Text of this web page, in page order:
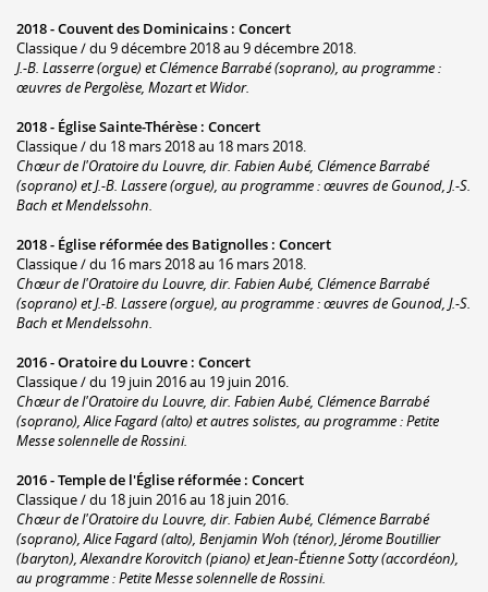
2018 -Couvent des Dominicains : Concert
Classique / du 9 décembre 2018 au 9 décembre 2018.
J.-B. Lasserre (orgue) et Clémence Barrabé (soprano), au programme :
œuvres de Pergolèse, Mozart et Widor.
2018 - Église Sainte-Thérèse : Concert
Classique / du 18 mars 2018 au 18 mars 2018.
Chœur de l'Oratoire du Louvre, dir. Fabien Aubé, Clémence Barrabé
(soprano) et J.-B. Lassere (orgue), au programme : œuvres de Gounod, J.-S.
Bach et Mendelssohn.
2018 - Église réformée des Batignolles : Concert
Classique / du 16 mars 2018 au 16 mars 2018.
Chœur de l'Oratoire du Louvre, dir. Fabien Aubé, Clémence Barrabé
(soprano) et J.-B. Lassere (orgue), au programme : œuvres de Gounod, J.-S.
Bach et Mendelssohn.
2016 -Oratoire du Louvre : Concert
Classique / du 19 juin 2016 au 19 juin 2016.
Chœur de l'Oratoire du Louvre, dir. Fabien Aubé, Clémence Barrabé
(soprano), Alice Fagard (alto) et autres solistes, au programme : Petite
Messe solennelle de Rossini.
2016 -Temple de l'Église réformée : Concert
Classique / du 18 juin 2016 au 18 juin 2016.
Chœur de l'Oratoire du Louvre, dir. Fabien Aubé, Clémence Barrabé
(soprano), Alice Fagard (alto), Benjamin Woh (ténor), Jérome Boutillier
(baryton), Alexandre Korovitch (piano) et Jean-Étienne Sotty (accordéon),
au programme : Petite Messe solennelle de Rossini.